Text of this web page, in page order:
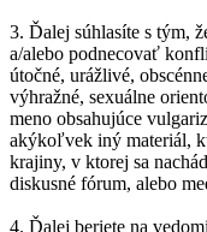
3. Ďalej súhlasíte s tým,
a/alebo podnecovať
útočné, urážlivé,
výhražné, sexuálne
meno obsahujúce
akýkoľvek iný materiál,
krajiny, v ktorej sa
diskusné fórum, alebo
4. Ďalej beriete na